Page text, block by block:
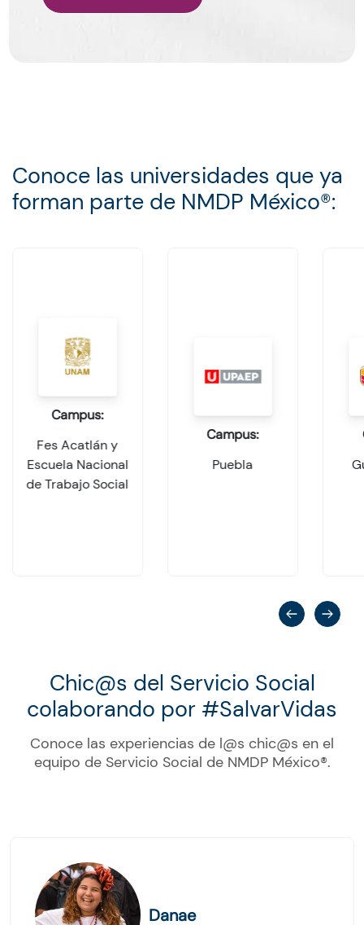
Conoce las universidades que ya
forman parte de NMDP México®︎:
Campus:
Fes Acatlán y
Escuela Nacional
de Trabajo Social
Campus:
Puebla
Chic@s del Servicio Social
colaborando por #SalvarVidas
Conoce las experiencias de l@s chic@s en el
equipo de Servicio Social de NMDP México®︎.
Danae